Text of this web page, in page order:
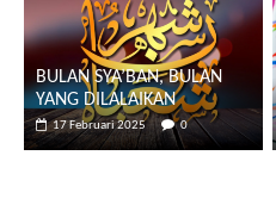
BULAN SYA’BAN, BULAN
YANG DILALAIKAN
17 Februari 2025 0